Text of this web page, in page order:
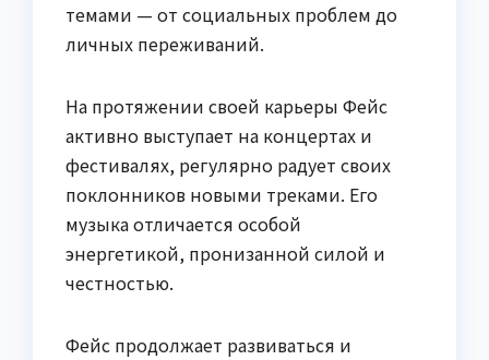
темами — от социальных проблем до
личных переживаний.
На протяжении своей карьеры Фейс
активно выступает на концертах и
фестивалях, регулярно радует своих
поклонников новыми треками. Его
музыка отличается особой
энергетикой, пронизанной силой и
честностью.
Фейс продолжает развиваться и